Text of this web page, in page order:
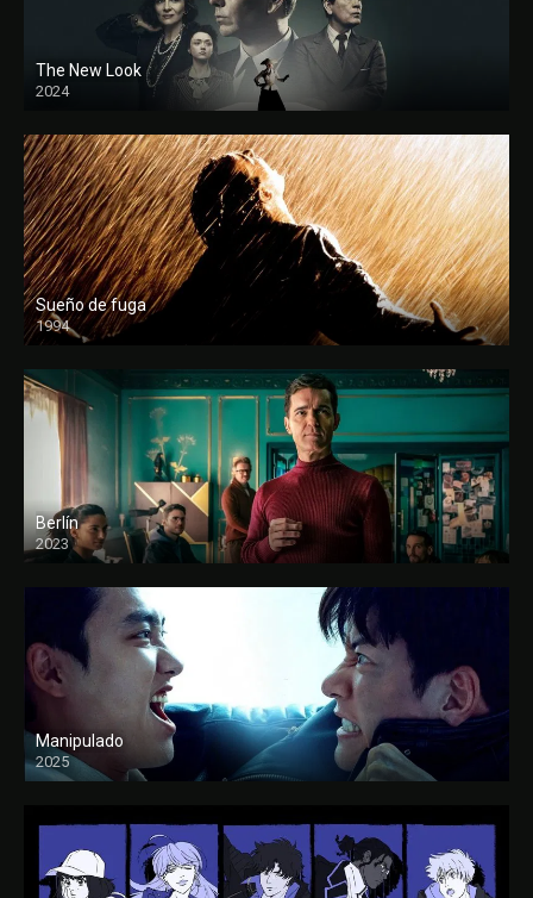
The New Look
2024
Sueño de fuga
1994
FULL HD
Berlín
2023
Manipulado
2025